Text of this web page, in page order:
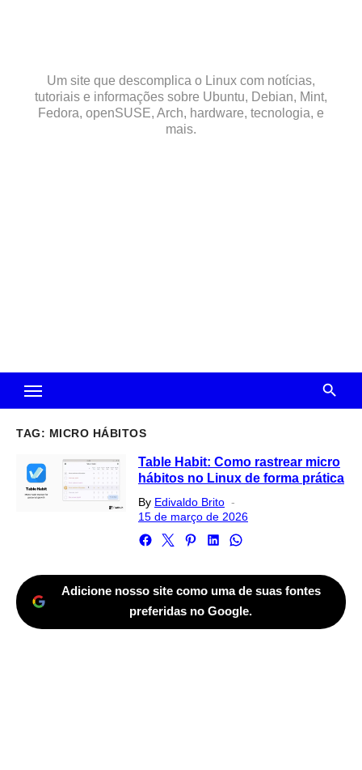
Um site que descomplica o Linux com notícias,
tutoriais e informações sobre Ubuntu, Debian, Mint,
Fedora, openSUSE, Arch, hardware, tecnologia, e
mais.
TAG: MICRO HÁBITOS
Table Habit: Como rastrear micro
hábitos no Linux de forma prática
By Edivaldo Brito
on
15 de março de 2026
Adicione nosso site como uma de suas fontes
preferidas no Google.